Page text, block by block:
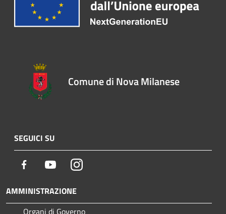
Comune di Nova Milanese
SEGUICI SU
Facebook YoutubeInstagram
AMMINISTRAZIONE
Organi di Governo